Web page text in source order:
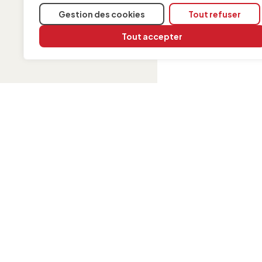
Gestion des cookies Tout refuser
Tout accepter